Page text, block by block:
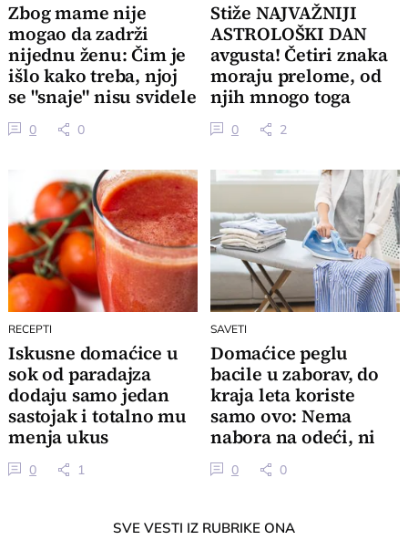
Zbog mame nije
mogao da zadrži
nijednu ženu: Čim je
išlo kako treba, njoj
se "snaje" nisu svidele
dovoljno
0 0
Stiže NAJVAŽNIJI
ASTROLOŠKI DAN
avgusta! Četiri znaka
moraju prelome, od
njih mnogo toga
zavisi
0 2
RECEPTI
Iskusne domaćice u
sok od paradajza
dodaju samo jedan
sastojak i totalno mu
menja ukus
0 1
SAVETI
Domaćice peglu
bacile u zaborav, do
kraja leta koriste
samo ovo: Nema
nabora na odeći, ni
preznojavanja
0 0
SVE VESTI IZ RUBRIKE ONA